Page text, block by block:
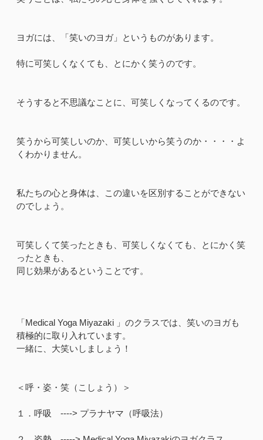
ヨガには、「笑いのヨガ」というものがあります。
特に可笑しくなくても、とにかく笑うのです。
そうすると不思議なことに、可笑しくなってくるのです。
笑うから可笑しいのか、可笑しいから笑うのか・・・・よ
くわかりません。
私たちの心と身体は、この違いを区別することができない
のでしょう。
可笑しくて笑ったときも、可笑しくなくても、とにかく笑
ったときも、
同じ効果があるということです。
「Medical Yoga Miyazaki 」のクラスでは、笑いのヨガも
積極的に取り入れています。
一緒に、大笑いしましょう！
＜呼・姿・笑（こしょう）＞
１．呼吸 ----> プラナヤマ（呼吸法）